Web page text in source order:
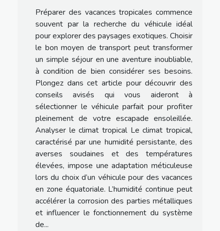
Préparer des vacances tropicales commence
souvent par la recherche du véhicule idéal
pour explorer des paysages exotiques. Choisir
le bon moyen de transport peut transformer
un simple séjour en une aventure inoubliable,
à condition de bien considérer ses besoins.
Plongez dans cet article pour découvrir des
conseils avisés qui vous aideront à
sélectionner le véhicule parfait pour profiter
pleinement de votre escapade ensoleillée.
Analyser le climat tropical Le climat tropical,
caractérisé par une humidité persistante, des
averses soudaines et des températures
élevées, impose une adaptation méticuleuse
lors du choix d’un véhicule pour des vacances
en zone équatoriale. L’humidité continue peut
accélérer la corrosion des parties métalliques
et influencer le fonctionnement du système
de...